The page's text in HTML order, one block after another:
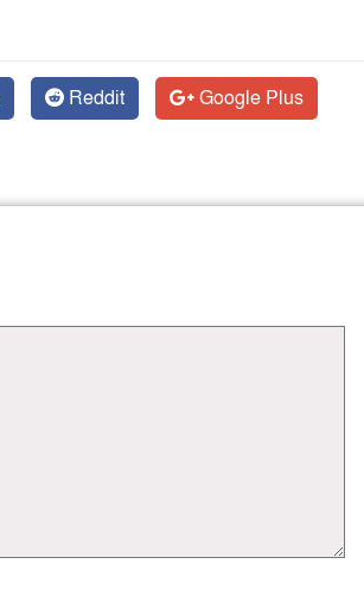
Reddit
Google Plus